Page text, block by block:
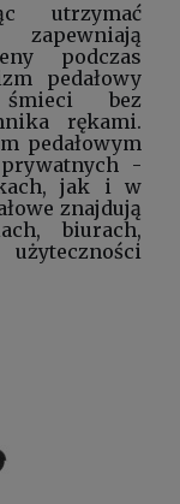
utrzymać
podczas
pedałowy
bez
rękami.
pedałowym
-
jak i w
znajdują
biurach,